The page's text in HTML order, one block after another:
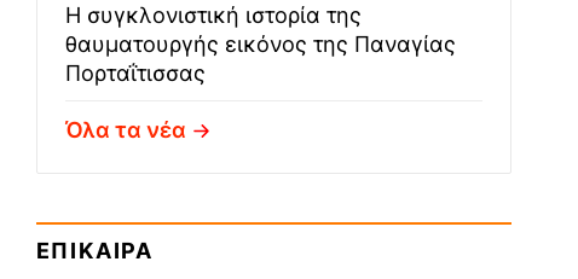
Η συγκλονιστική ιστορία της
θαυματουργής εικόνος της Παναγίας
Πορταΐτισσας
Όλα τα νέα
ΕΠΙΚΑΙΡΑ